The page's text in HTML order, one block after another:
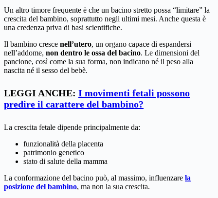
Un altro timore frequente è che un bacino stretto possa “limitare” la
crescita del bambino, soprattutto negli ultimi mesi. Anche questa è
una credenza priva di basi scientifiche.
Il bambino cresce nell’utero, un organo capace di espandersi
nell’addome, non dentro le ossa del bacino. Le dimensioni del
pancione, così come la sua forma, non indicano né il peso alla
nascita né il sesso del bebè.
LEGGI ANCHE: I movimenti fetali possono
predire il carattere del bambino?
La crescita fetale dipende principalmente da:
funzionalità della placenta
patrimonio genetico
stato di salute della mamma
La conformazione del bacino può, al massimo, influenzare la
posizione del bambino, ma non la sua crescita.